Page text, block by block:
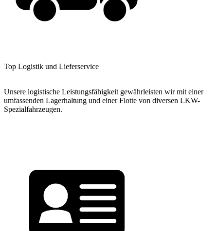
Top Logistik und Lieferservice
Unsere logistische Leistungsfähigkeit gewährleisten wir mit einer
umfassenden Lagerhaltung und einer Flotte von diversen LKW-
Spezialfahrzeugen.